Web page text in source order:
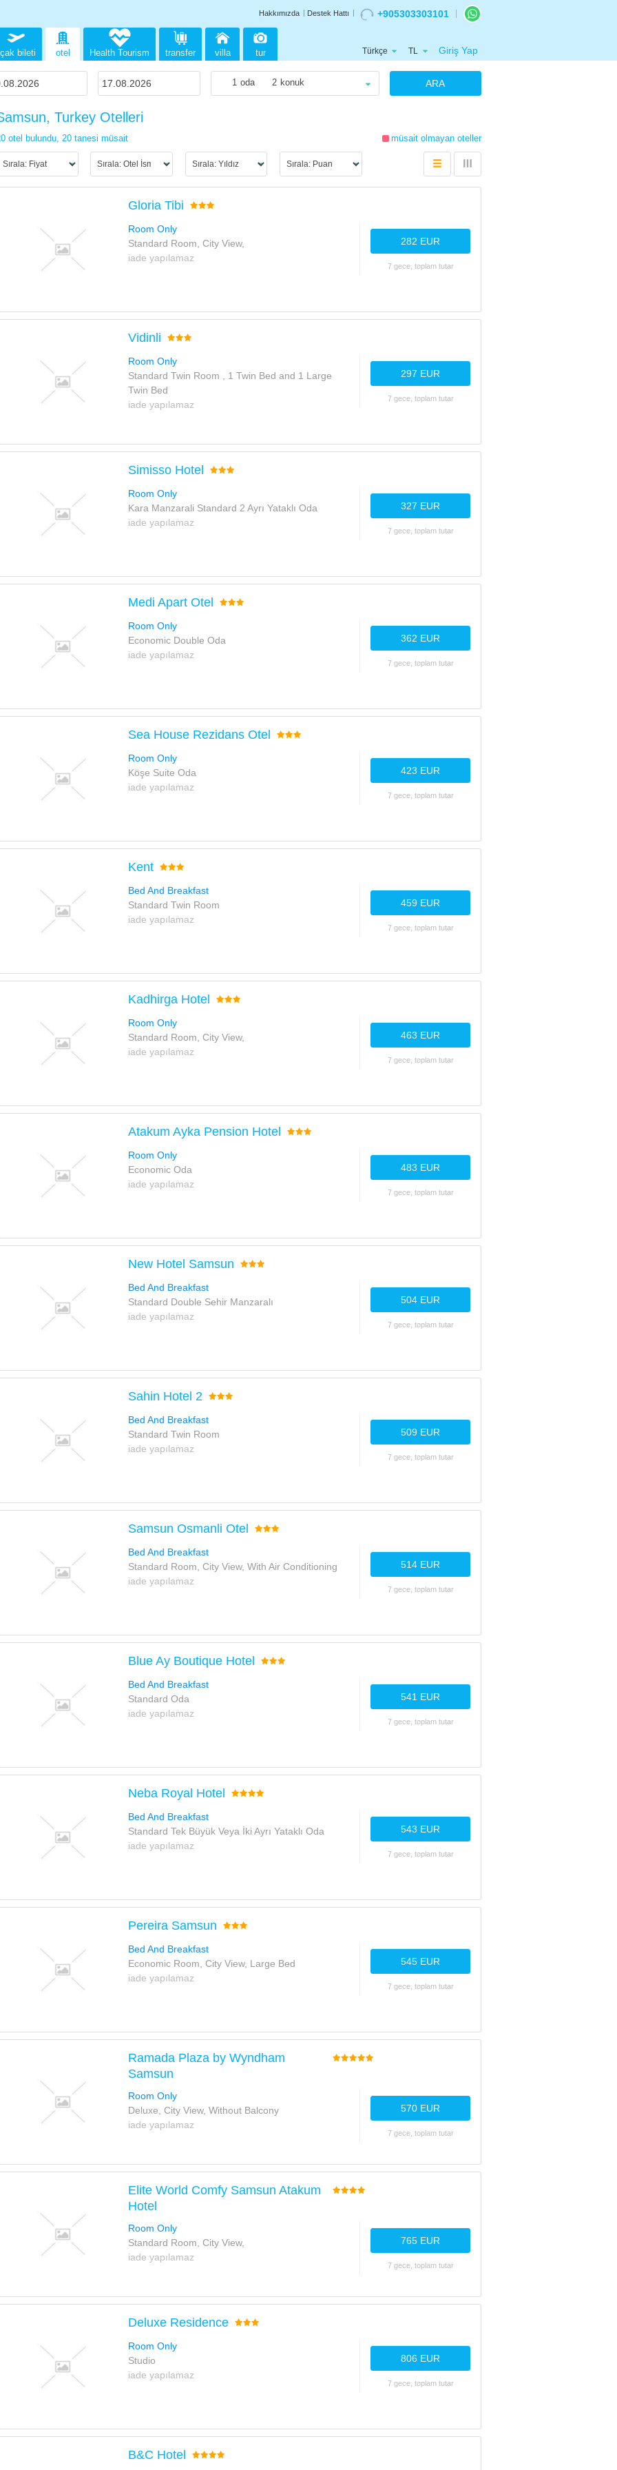
Hakkımızda Destek Hattı +905303303101
bileti otel transfer villa tur
Health Tourism Türkçe TL Giriş Yap
1 oda 2 konuk ARA
Turkey Otelleri
otel bulundu, 20 tanesi müsait müsait olmayan oteller
Gloria Tibi
Room Only
Standard Room, City View,
iade yapılamaz
282 EUR
7 gece, toplam tutar
Vidinli
Room Only
Standard Twin Room , 1 Twin Bed and 1 Large
Twin Bed
iade yapılamaz
297 EUR
7 gece, toplam tutar
Simisso Hotel
Room Only
Kara Manzarali Standard 2 Ayrı Yataklı Oda
iade yapılamaz
327 EUR
7 gece, toplam tutar
Medi Apart Otel
Room Only
Economic Double Oda
iade yapılamaz
362 EUR
7 gece, toplam tutar
Sea House Rezidans Otel
Room Only
Köşe Suite Oda
iade yapılamaz
423 EUR
7 gece, toplam tutar
Kent
Bed And Breakfast
Standard Twin Room
iade yapılamaz
459 EUR
7 gece, toplam tutar
Kadhirga Hotel
Room Only
Standard Room, City View,
iade yapılamaz
463 EUR
7 gece, toplam tutar
Atakum Ayka Pension Hotel
Room Only
Economic Oda
iade yapılamaz
483 EUR
7 gece, toplam tutar
New Hotel Samsun
Bed And Breakfast
Standard Double Sehir Manzaralı
iade yapılamaz
504 EUR
7 gece, toplam tutar
Sahin Hotel 2
Bed And Breakfast
Standard Twin Room
iade yapılamaz
509 EUR
7 gece, toplam tutar
Samsun Osmanli Otel
Bed And Breakfast
Standard Room, City View, With Air Conditioning
iade yapılamaz
514 EUR
7 gece, toplam tutar
Blue Ay Boutique Hotel
Bed And Breakfast
Standard Oda
iade yapılamaz
541 EUR
7 gece, toplam tutar
Neba Royal Hotel
Bed And Breakfast
Standard Tek Büyük Veya İki Ayrı Yataklı Oda
iade yapılamaz
543 EUR
7 gece, toplam tutar
Pereira Samsun
Bed And Breakfast
Economic Room, City View, Large Bed
iade yapılamaz
545 EUR
7 gece, toplam tutar
Ramada Plaza by Wyndham
Samsun
Room Only
Deluxe, City View, Without Balcony
iade yapılamaz
570 EUR
7 gece, toplam tutar
Elite World Comfy Samsun Atakum
Hotel
Room Only
Standard Room, City View,
iade yapılamaz
765 EUR
7 gece, toplam tutar
Deluxe Residence
Room Only
Studio
iade yapılamaz
806 EUR
7 gece, toplam tutar
B&C Hotel